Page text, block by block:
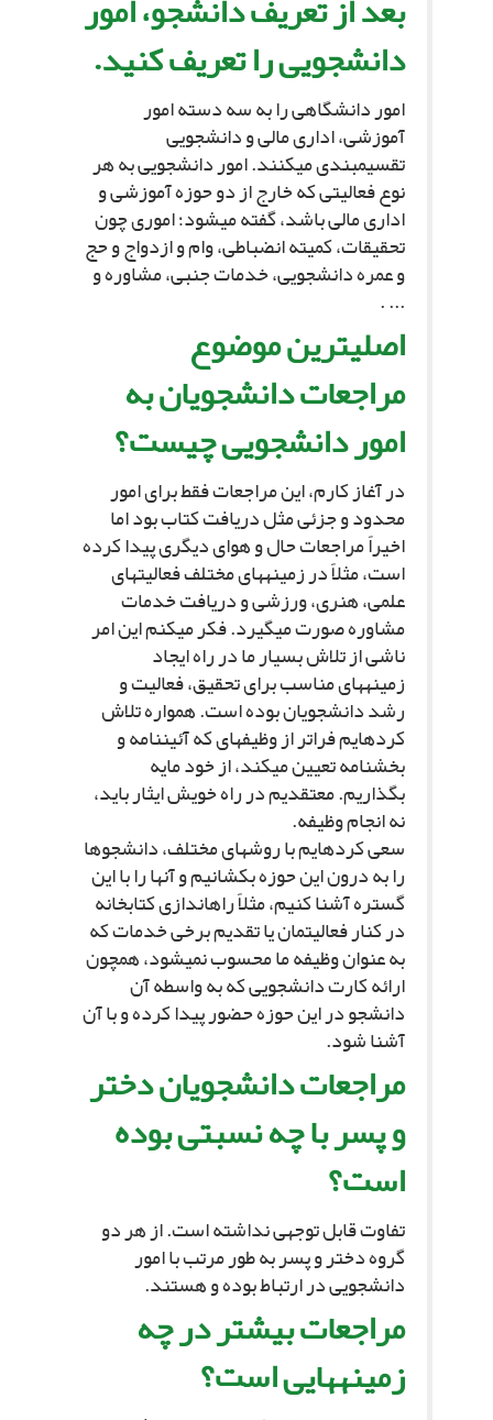
دانشجویى را تعریف کنید.
امور دانشگاهى را به سه دسته امور
آموزشى، ادارى مالى و دانشجویى
تقسیم‏بندى مى‏کنند. امور دانشجویى به هر
نوع فعالیتى که خارج از دو حوزه آموزشى و
ادارى مالى باشد، گفته مى‏شود؛ امورى چون
تحقیقات، کمیته انضباطى، وام و ازدواج و حج
و عمره دانشجویى، خدمات جنبى، مشاوره و
... .
اصلى‏ترین موضوع
مراجعات دانشجویان به
امور دانشجویى چیست؟
در آغاز کارم، این مراجعات فقط براى امور
محدود و جزئى مثل دریافت کتاب بود اما
اخیراً مراجعات حال و هواى دیگرى پیدا کرده
است، مثلاً در زمینه‏هاى مختلف فعالیت‏هاى
علمى، هنرى، ورزشى و دریافت خدمات
مشاوره صورت مى‏گیرد. فکر مى‏کنم این امر
ناشى از تلاش بسیار ما در راه ایجاد
زمینه‏هاى مناسب براى تحقیق، فعالیت و
رشد دانشجویان بوده است. همواره تلاش
کرده‏ایم فراتر از وظیفه‏اى که آئین‏نامه و
بخشنامه تعیین مى‏کند، از خود مایه
بگذاریم. معتقدیم در راه خویش ایثار باید،
نه انجام وظیفه.
سعى کرده‏ایم با روش‏هاى مختلف، دانشجوها
را به درون این حوزه بکشانیم و آنها را با این
گستره آشنا کنیم، مثلاً راه‏اندازى کتابخانه
در کنار فعالیت‏مان یا تقدیم برخى خدمات که
به عنوان وظیفه ما محسوب نمى‏شود، همچون
ارائه کارت دانشجویى که به واسطه آن
دانشجو در این حوزه حضور پیدا کرده و با آن
آشنا شود.
مراجعات دانشجویان دختر
و پسر با چه نسبتى بوده
است؟
تفاوت قابل توجهى نداشته است. از هر دو
گروه دختر و پسر به طور مرتب با امور
دانشجویى در ارتباط بوده و هستند.
مراجعات بیشتر در چه
زمینه‏هایى است؟